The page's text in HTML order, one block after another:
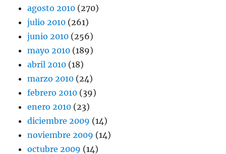
agosto 2010 (270)
julio 2010 (261)
junio 2010 (256)
mayo 2010 (189)
abril 2010 (18)
marzo 2010 (24)
febrero 2010 (39)
enero 2010 (23)
diciembre 2009 (14)
noviembre 2009 (14)
octubre 2009 (14)